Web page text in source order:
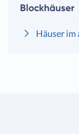
Blockhäuser
Häuser im